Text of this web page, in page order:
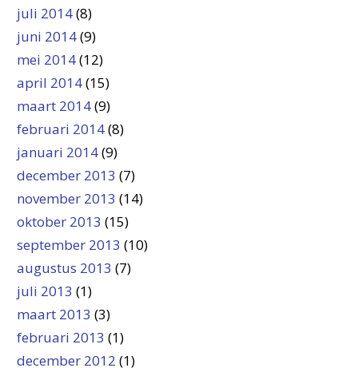
juli 2014(8)
juni 2014(9)
mei 2014(12)
april 2014(15)
maart 2014(9)
februari 2014(8)
januari 2014(9)
december 2013 (7)
november 2013 (14)
oktober 2013 (15)
september 2013 (10)
augustus 2013 (7)
juli 2013 (1)
maart 2013 (3)
februari 2013 (1)
december 2012 (1)